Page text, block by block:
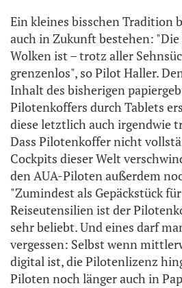
Ein kleines bisschen Tradition
auch in Zukunft bestehen:
Wolken ist – trotz aller
grenzenlos", so Pilot Haller.
Inhalt des bisherigen
Pilotenkoffers durch Tablets
diese letztlich auch irgendwie
Dass Pilotenkoffer nicht
Cockpits dieser Welt
den AUA-Piloten außerdem
"Zumindest als Gepäckstück
Reiseutensilien ist der
sehr beliebt. Und eines darf
vergessen: Selbst wenn
digital ist, die Pilotenlizenz
Piloten noch länger auch in